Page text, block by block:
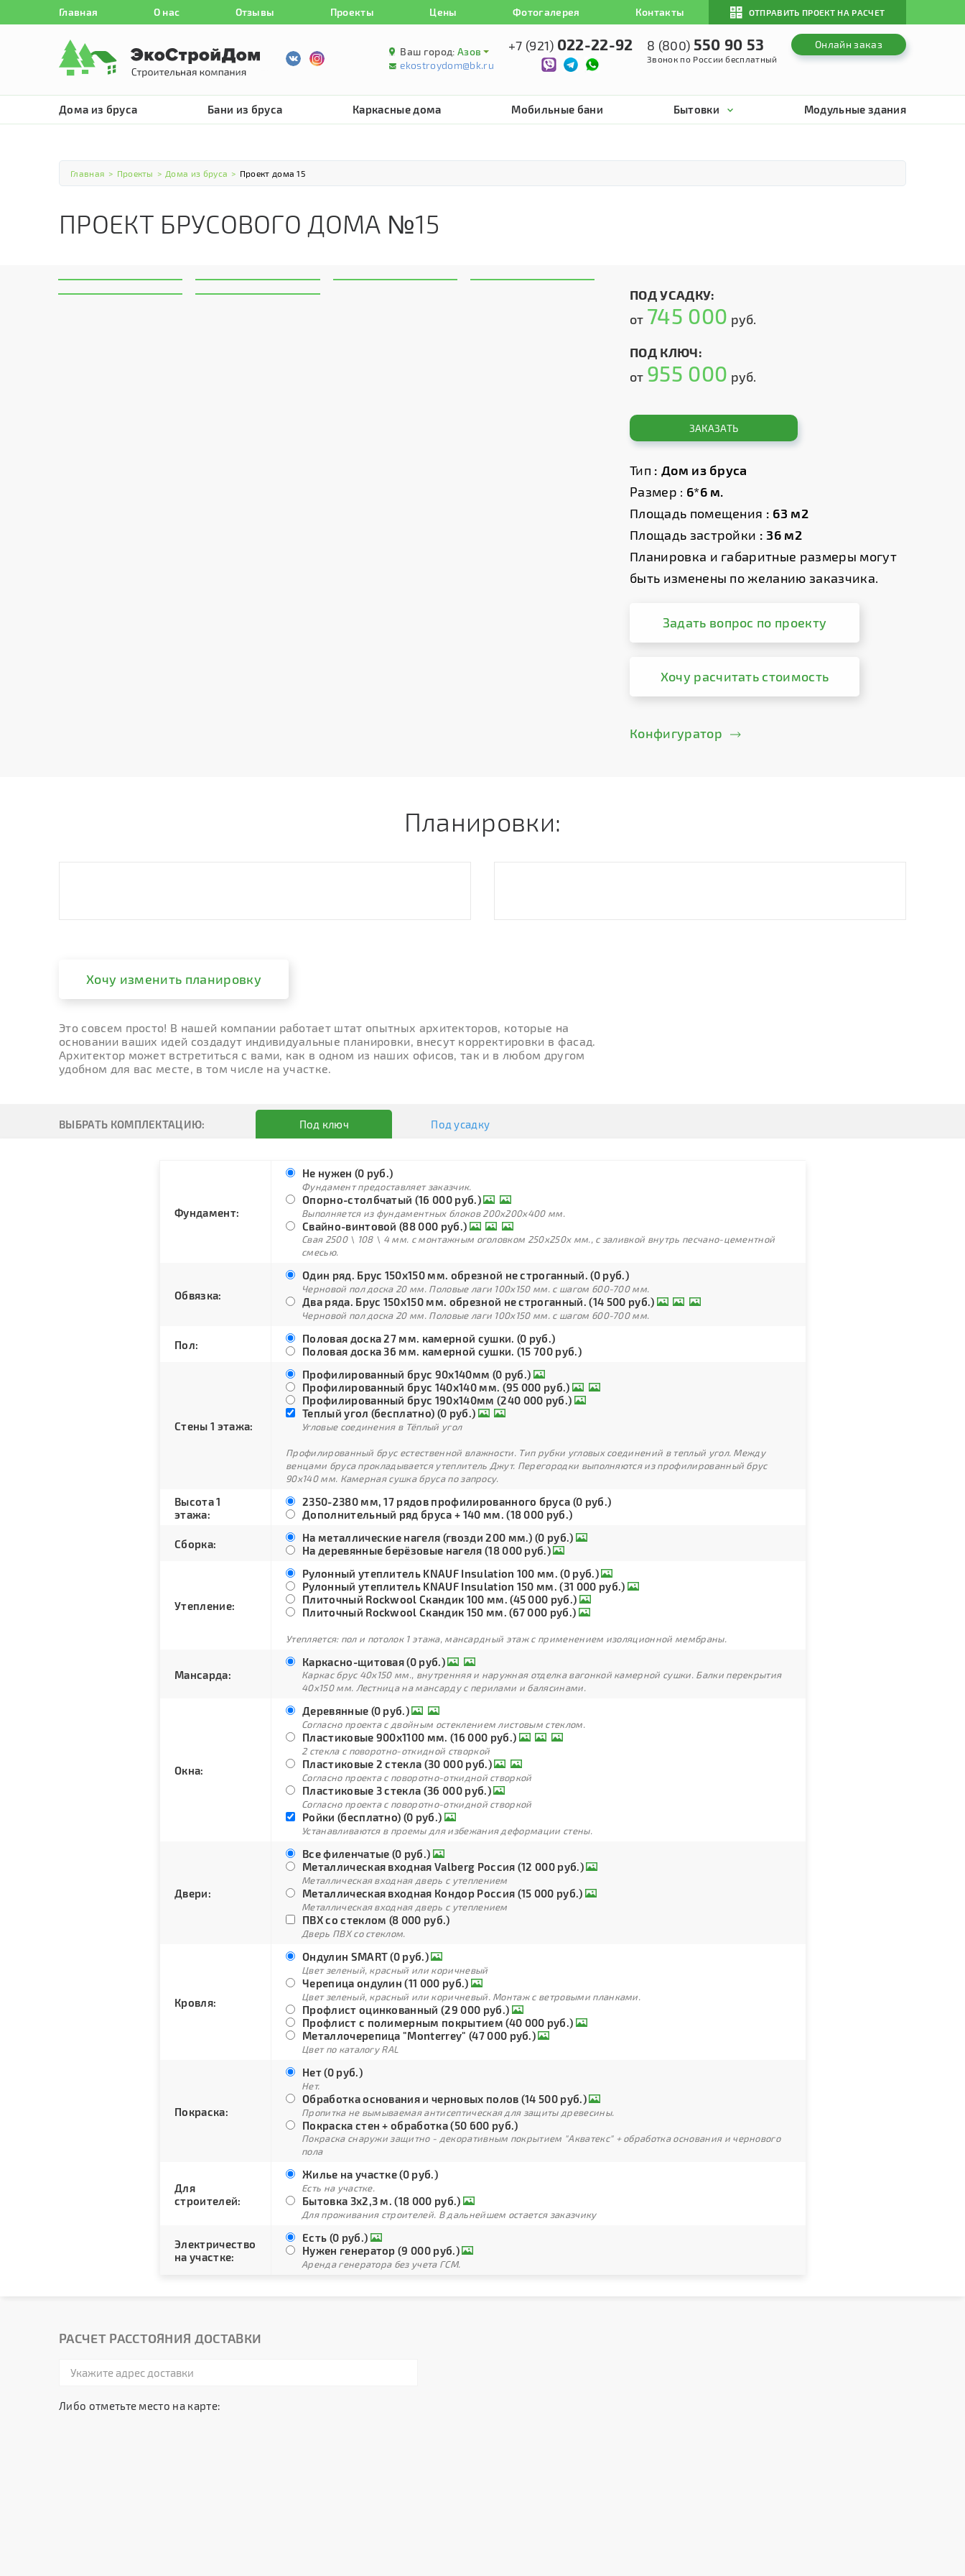
Главная О нас Отзывы Проекты Цены Фотогалерея Контакты ОТПРАВИТЬ ПРОЕКТ НА РАСЧЕТ
Ваш город: Азов
ekostroydom@bk.ru
+7 (921) 022-22-92 8 (800) 550 90 53
Звонок по России бесплатный
Онлайн заказ
Дома из бруса Бани из бруса Каркасные дома Мобильные бани Бытовки Модульные здания
Главная > Проекты > Дома из бруса > Проект дома 15
ПРОЕКТ БРУСОВОГО ДОМА №15
ПОД УСАДКУ:
от 745 000 руб.
ПОД КЛЮЧ:
от 955 000 руб.
ЗАКАЗАТЬ
Тип : Дом из бруса
Размер : 6*6 м.
Площадь помещения : 63 м2
Площадь застройки : 36 м2
Планировка и габаритные размеры могут
быть изменены по желанию заказчика.
Задать вопрос по проекту
Хочу расчитать стоимость
Конфигуратор
Планировки:
Хочу изменить планировку
Это совсем просто! В нашей компании работает штат опытных архитекторов, которые на
основании ваших идей создадут индивидуальные планировки, внесут корректировки в фасад.
Архитектор может встретиться с вами, как в одном из наших офисов, так и в любом другом
удобном для вас месте, в том числе на участке.
ВЫБРАТЬ КОМПЛЕКТАЦИЮ: Под ключ Под усадку
Фундамент:
Не нужен (0 руб.)
Фундамент предоставляет заказчик.
Опорно-столбчатый (16 000 руб.)
Выполняется из фундаментных блоков 200х200х400 мм.
Свайно-винтовой (88 000 руб.)
Свая 2500 \ 108 \ 4 мм. с монтажным оголовком 250х250х мм., с заливкой внутрь песчано-цементной
смесью.
Обвязка:
Один ряд. Брус 150х150 мм. обрезной не строганный. (0 руб.)
Черновой пол доска 20 мм. Половые лаги 100х150 мм. с шагом 600-700 мм.
Два ряда. Брус 150х150 мм. обрезной не строганный. (14 500 руб.)
Черновой пол доска 20 мм. Половые лаги 100х150 мм. с шагом 600-700 мм.
Пол:
Половая доска 27 мм. камерной сушки. (0 руб.)
Половая доска 36 мм. камерной сушки. (15 700 руб.)
Стены 1 этажа:
Профилированный брус 90х140мм (0 руб.)
Профилированный брус 140х140 мм. (95 000 руб.)
Профилированный брус 190х140мм (240 000 руб.)
Теплый угол (бесплатно) (0 руб.)
Угловые соединения в Тёплый угол
Профилированный брус естественной влажности. Тип рубки угловых соединений в теплый угол. Между
венцами бруса прокладывается утеплитель Джут. Перегородки выполняются из профилированный брус
90х140 мм. Камерная сушка бруса по запросу.
Высота 1
этажа:
2350-2380 мм, 17 рядов профилированного бруса (0 руб.)
Дополнительный ряд бруса + 140 мм. (18 000 руб.)
Сборка:
На металлические нагеля (гвозди 200 мм.) (0 руб.)
На деревянные берёзовые нагеля (18 000 руб.)
Утепление:
Рулонный утеплитель KNAUF Insulation 100 мм. (0 руб.)
Рулонный утеплитель KNAUF Insulation 150 мм. (31 000 руб.)
Плиточный Rockwool Скандик 100 мм. (45 000 руб.)
Плиточный Rockwool Скандик 150 мм. (67 000 руб.)
Утепляется: пол и потолок 1 этажа, мансардный этаж с применением изоляционной мембраны.
Мансарда:
Каркасно-щитовая (0 руб.)
Каркас брус 40х150 мм., внутренняя и наружная отделка вагонкой камерной сушки. Балки перекрытия
40х150 мм. Лестница на мансарду с перилами и балясинами.
Окна:
Деревянные (0 руб.)
Согласно проекта с двойным остеклением листовым стеклом.
Пластиковые 900х1100 мм. (16 000 руб.)
2 стекла с поворотно-откидной створкой
Пластиковые 2 стекла (30 000 руб.)
Согласно проекта с поворотно-откидной створкой
Пластиковые 3 стекла (36 000 руб.)
Согласно проекта с поворотно-откидной створкой
Ройки (бесплатно) (0 руб.)
Устанавливаются в проемы для избежания деформации стены.
Двери:
Все филенчатые (0 руб.)
Металлическая входная Valberg Россия (12 000 руб.)
Металлическая входная дверь с утеплением
Металлическая входная Кондор Россия (15 000 руб.)
Металлическая входная дверь с утеплением
ПВХ со стеклом (8 000 руб.)
Дверь ПВХ со стеклом.
Кровля:
Ондулин SMART (0 руб.)
Цвет зеленый, красный или коричневый
Черепица ондулин (11 000 руб.)
Цвет зеленый, красный или коричневый. Монтаж с ветровыми планками.
Профлист оцинкованный (29 000 руб.)
Профлист с полимерным покрытием (40 000 руб.)
Металлочерепица "Monterrey" (47 000 руб.)
Цвет по каталогу RAL
Покраска:
Нет (0 руб.)
Нет.
Обработка основания и черновых полов (14 500 руб.)
Пропитка не вымываемая антисептическая для защиты древесины.
Покраска стен + обработка (50 600 руб.)
Покраска снаружи защитно - декоративным покрытием "Акватекс" + обработка основания и чернового
пола
Для
строителей:
Жилье на участке (0 руб.)
Есть на участке.
Бытовка 3х2,3 м. (18 000 руб.)
Для проживания строителей. В дальнейшем остается заказчику
Электричество
на участке:
Есть (0 руб.)
Нужен генератор (9 000 руб.)
Аренда генератора без учета ГСМ.
РАСЧЕТ РАССТОЯНИЯ ДОСТАВКИ
Либо отметьте место на карте: